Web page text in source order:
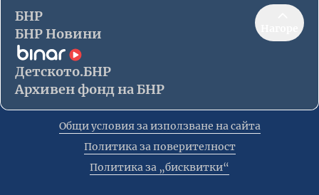
БНР
БНР Новини
Детското.БНР
Архивен фонд на БНР
Общи условия за използване на сайта
Политика за поверителност
Политика за „бисквитки“